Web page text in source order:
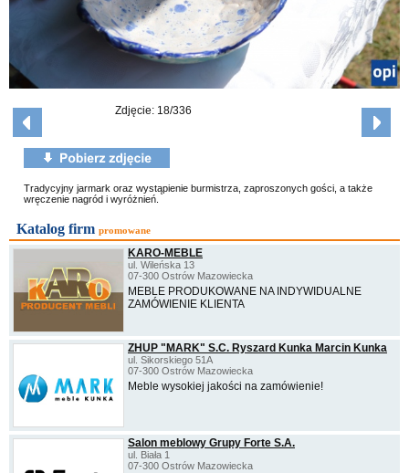
Zdjęcie: 18/336
Tradycyjny jarmark oraz wystąpienie burmistrza, zaproszonych gości, a także
wręczenie nagród i wyróżnień.
Katalog firm promowane
KARO-MEBLE
ul. Wileńska 13
07-300 Ostrów Mazowiecka
MEBLE PRODUKOWANE NA INDYWIDUALNE
ZAMÓWIENIE KLIENTA
ZHUP "MARK" S.C. Ryszard Kunka Marcin Kunka
ul. Sikorskiego 51A
07-300 Ostrów Mazowiecka
Meble wysokiej jakości na zamówienie!
Salon meblowy Grupy Forte S.A.
ul. Biała 1
07-300 Ostrów Mazowiecka